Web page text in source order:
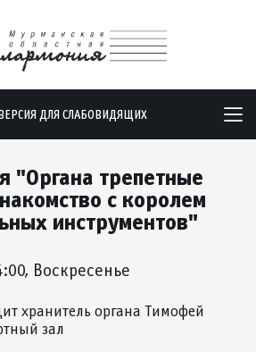
ДЛЯ СЛАБОВИДЯЩИХ
"Органа трепетные
с королем
инструментов"
Воскресенье
хранитель органа Тимофей
зал